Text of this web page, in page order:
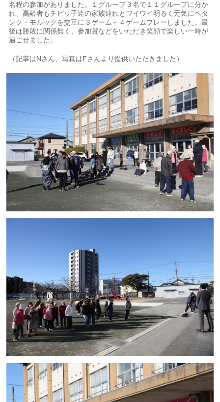
名程の参加がありました。１グループ３名で１１グループに分か
れ、高齢者もチビッ子達の家族連れとワイワイ明るく元気にペタ
ンク・モルックを交互に３ゲーム～４ゲームプレーしました。最
後は勝敗に関係無く、参加賞などをいただき笑顔で楽しい一時が
過ごせました。
（記事はNさん、写真はFさんより提供いただきました）